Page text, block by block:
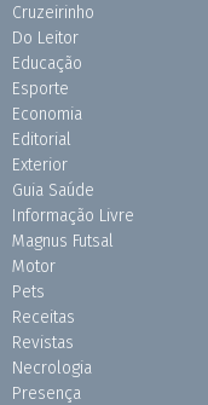
Cruzeirinho
Do Leitor
Educação
Esporte
Economia
Editorial
Exterior
Guia Saúde
Informação Livre
Magnus Futsal
Motor
Pets
Receitas
Revistas
Necrologia
Presença